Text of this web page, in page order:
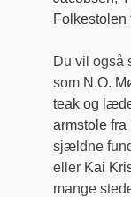
Folkestolen
Du vil også
som N.O.
teak og
armstole fra
sjældne
eller Kai
mange